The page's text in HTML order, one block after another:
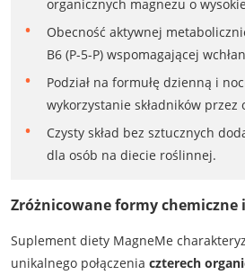
organicznych magnezu o
Obecność aktywnej
B6 (P-5-P) wspomagającej
Podział na formułę dzienną i
wykorzystanie składników przez
Czysty skład bez sztucznych
dla osób na diecie roślinnej.
Zróżnicowane formy chemiczne
Suplement diety MagneMe
unikalnego połączenia czterech